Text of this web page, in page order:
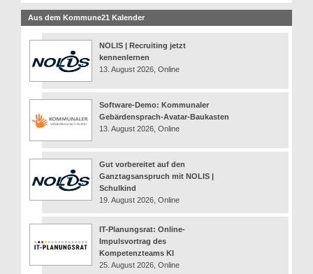
Aus dem Kommune21 Kalender
NOLIS | Recruiting jetzt
kennenlernen
13. August 2026, Online
Software-Demo: Kommunaler
Gebärdensprach-Avatar-Baukasten
13. August 2026, Online
Gut vorbereitet auf den
Ganztagsanspruch mit NOLIS |
Schulkind
19. August 2026, Online
IT-Planungsrat: Online-
Impulsvortrag des
Kompetenzteams KI
25. August 2026, Online